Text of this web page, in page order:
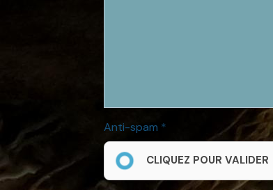
Anti-spam
CLIQUEZ POUR VALIDER